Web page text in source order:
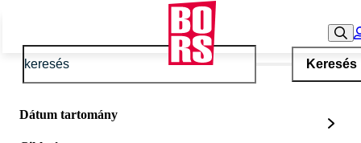
Keresés
Dátum tartomány